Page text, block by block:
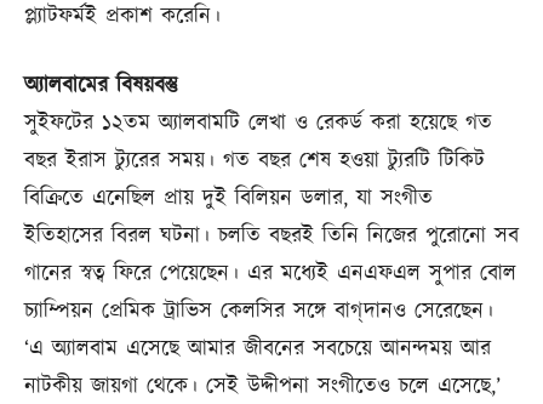
প্ল্যাটফর্মই প্রকাশ করেনি।
অ্যালবামের বিষয়বস্তু
সুইফটের ১২তম অ্যালবামটি লেখা ও রেকর্ড করা হয়েছে গত
বছর ইরাস ট্যুরের সময়। গত বছর শেষ হওয়া ট্যুরটি টিকিট
বিক্রিতে এনেছিল প্রায় দুই বিলিয়ন ডলার, যা সংগীত
ইতিহাসের বিরল ঘটনা। চলতি বছরই তিনি নিজের পুরোনো সব
গানের স্বত্ব ফিরে পেয়েছেন। এর মধ্যেই এনএফএল সুপার বোল
চ্যাম্পিয়ন প্রেমিক ট্রাভিস কেলসির সঙ্গে বাগ্‌দানও সেরেছেন।
‘এ অ্যালবাম এসেছে আমার জীবনের সবচেয়ে আনন্দময় আর
নাটকীয় জায়গা থেকে। সেই উদ্দীপনা সংগীতেও চলে এসেছে,’